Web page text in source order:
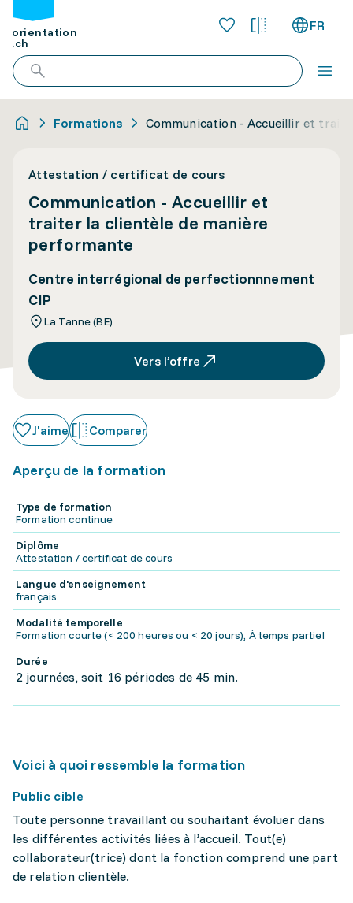
orientation
.ch
FR
Formations Communication - Accueillir et
Attestation / certificat de cours
Communication - Accueillir et
traiter la clientèle de manière
performante
Centre interrégional de perfectionnnement
CIP
La Tanne (BE)
Vers l’offre
J'aime Comparer
Aperçu de la formation
Type de formation
Formation continue
Diplôme
Attestation / certificat de cours
Langue d'enseignement
français
Modalité temporelle
Formation courte (< 200 heures ou < 20 jours), À temps partiel
Durée
2 journées, soit 16 périodes de 45 min.
Voici à quoi ressemble la formation
Public cible
Toute personne travaillant ou souhaitant évoluer dans
les différentes activités liées à l’accueil. Tout(e)
collaborateur(trice) dont la fonction comprend une part
de relation clientèle.